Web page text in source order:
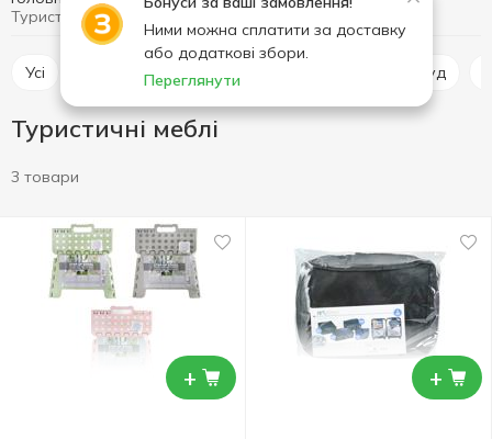
Ними можна сплатити за доставку
або додаткові збори.
Переглянути
Туристичні меблі
Усі Туристичний інструмент Туристичний посуд
Туристичні меблі
3 товари
+ +